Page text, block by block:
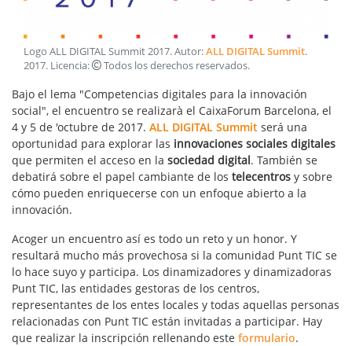
Logo ALL DIGITAL Summit 2017. Autor:ALL DIGITAL Summit.
2017. Licencia: Todos los derechos reservados.
Bajo el lema "Competencias digitales para la innovación
social", el encuentro se realizarà el CaixaForum Barcelona, el
4 y 5 de 'octubre de 2017. ALL DIGITAL Summit será una
oportunidad para explorar las innovaciones sociales digitales
que permiten el acceso en la sociedad digital. También se
debatirá sobre el papel cambiante de los telecentros y sobre
cómo pueden enriquecerse con un enfoque abierto a la
innovación.
Acoger un encuentro así es todo un reto y un honor. Y
resultará mucho más provechosa si la comunidad Punt TIC se
lo hace suyo y participa. Los dinamizadores y dinamizadoras
Punt TIC, las entidades gestoras de los centros,
representantes de los entes locales y todas aquellas personas
relacionadas con Punt TIC están invitadas a participar. Hay
que realizar la inscripción rellenando este formulario.